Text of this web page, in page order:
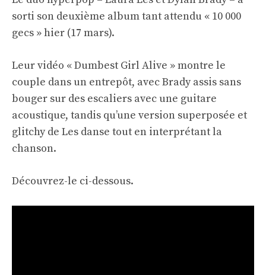
sorti son deuxième album tant attendu « 10 000
gecs » hier (17 mars).
Leur vidéo « Dumbest Girl Alive » montre le
couple dans un entrepôt, avec Brady assis sans
bouger sur des escaliers avec une guitare
acoustique, tandis qu’une version superposée et
glitchy de Les danse tout en interprétant la
chanson.
Découvrez-le ci-dessous.